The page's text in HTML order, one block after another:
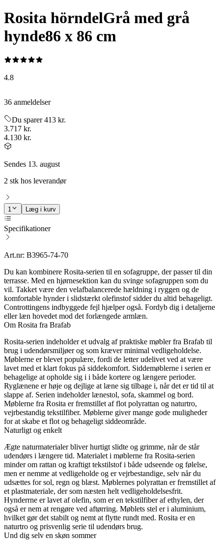
Rosita hörndelGrå med grå
hynde86 x 86 cm
4.8
36 anmeldelser
Du sparer 413 kr.
3.717 kr.
4.130 kr.
Sendes 13. august
2 stk hos leverandør
1 Læg i kurv
Specifikationer
Art.nr: B3965-74-70
Du kan kombinere Rosita-serien til en sofagruppe, der passer til din
terrasse. Med en hjørnesektion kan du svinge sofagruppen som du
vil. Takket være den velafbalancerede hældning i ryggen og de
komfortable hynder i slidstærkt olefinstof sidder du altid behageligt.
Controttingens indbyggede fejl hjælper også. Fordyb dig i detaljerne
eller læn hovedet mod det forlængede armlæn.
Om Rosita fra Brafab
Rosita-serien indeholder et udvalg af praktiske møbler fra Brafab til
brug i udendørsmiljøer og som kræver minimal vedligeholdelse.
Møblerne er blevet populære, fordi de letter udelivet ved at være
lavet med et klart fokus på siddekomfort. Siddemøblerne i serien er
behagelige at opholde sig i i både kortere og længere perioder.
Ryglænene er høje og dejlige at læne sig tilbage i, når det er tid til at
slappe af. Serien indeholder lænestol, sofa, skammel og bord.
Møblerne fra Rosita er fremstillet af flot polyrattan og naturtro,
vejrbestandig tekstilfiber. Møblerne giver mange gode muligheder
for at skabe et flot og behageligt siddeområde.
Naturligt og enkelt
Ægte naturmaterialer bliver hurtigt slidte og grimme, når de står
udendørs i længere tid. Materialet i møblerne fra Rosita-serien
minder om rattan og kraftigt tekstilstof i både udseende og følelse,
men er nemme at vedligeholde og er vejrbestandige, selv når du
udsættes for sol, regn og blæst. Møblernes polyrattan er fremstillet af
et plastmateriale, der som næsten helt vedligeholdelsesfrit.
Hynderrne er lavet af olefin, som er en tekstilfiber af ethylen, der
også er nem at rengøre ved aftørring. Møblets stel er i aluminium,
hvilket gør det stabilt og nemt at flytte rundt med. Rosita er en
naturtro og prisvenlig serie til udendørs brug.
Und dig selv en skøn sommer